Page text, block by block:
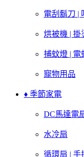
電刮鬍刀 |
烘被機 | 掛
捕蚊燈 | 電
寵物用品
♦ 季節家電
DC馬達電
水冷扇
循環扇 | 手